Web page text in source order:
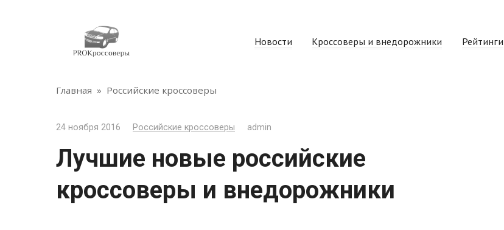
Новости Кроссоверы и внедорожники Рейтинги
Главная » Российские кроссоверы
24 ноября 2016 Российские кроссоверы admin
Лучшие новые российские
кроссоверы и внедорожники